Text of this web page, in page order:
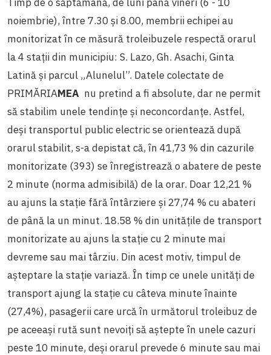
noiembrie), între 7.30 și 8.00, membrii echipei au
monitorizat în ce măsură troleibuzele respectă orarul
la 4 stații din municipiu: S. Lazo, Gh. Asachi, Ginta
Latină și parcul „Alunelul”. Datele colectate de
PRIMĂRIAMEA nu pretind a fi absolute, dar ne permit
să stabilim unele tendințe și neconcordanțe. Astfel,
deși transportul public electric se orientează după
orarul stabilit, s-a depistat că, în 41,73 % din cazurile
monitorizate (393) se înregistrează o abatere de peste
2 minute (norma admisibilă) de la orar. Doar 12,21 %
au ajuns la stație fără întârziere și 27,74 % cu abateri
de până la un minut. 18.58 % din unitățile de transport
monitorizate au ajuns la stație cu 2 minute mai
devreme sau mai târziu. Din acest motiv, timpul de
așteptare la stație variază. În timp ce unele unități de
transport ajung la stație cu câteva minute înainte
(27,4%), pasagerii care urcă în următorul troleibuz de
pe aceeași rută sunt nevoiți să aștepte în unele cazuri
peste 10 minute, deși orarul prevede 6 minute sau mai